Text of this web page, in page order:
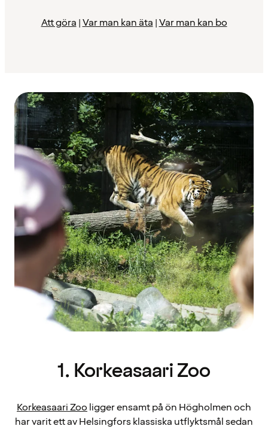
Att göra |Var man kan äta |Var man kan bo
1. Korkeasaari Zoo
Korkeasaari Zoo ligger ensamt på ön Högholmen och
har varit ett av Helsingfors klassiska utflyktsmål sedan